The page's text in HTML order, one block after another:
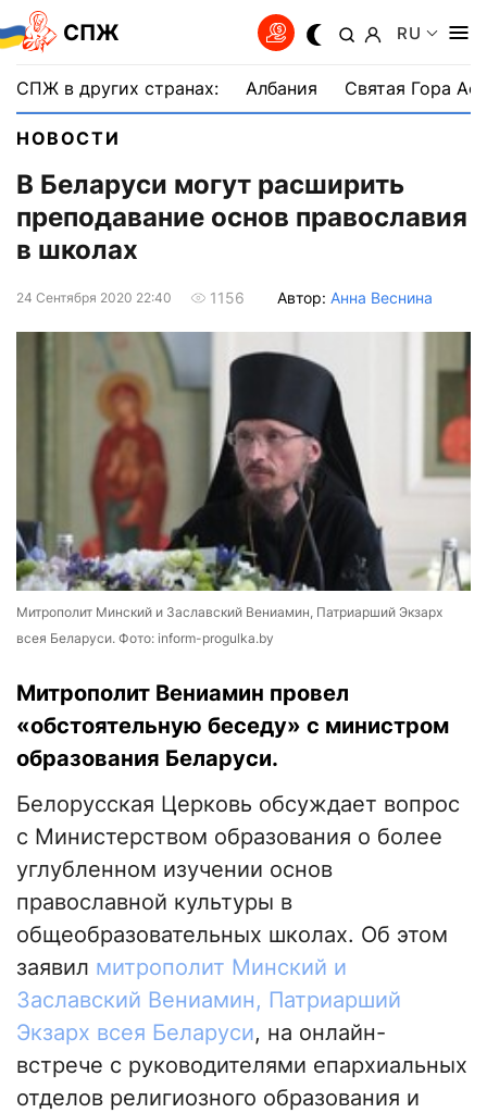
СПЖ RU
СПЖ в других странах: Албания Святая Гора
НОВОСТИ
В Беларуси могут расширить
преподавание основ православия
в школах
24 Сентября 2020 22:40 1156 Автор: Анна Веснина
Митрополит Минский и Заславский Вениамин, Патриарший Экзарх
всея Беларуси. Фото: inform-progulka.by
Митрополит Вениамин провел
«обстоятельную беседу» с министром
образования Беларуси.
Белорусская Церковь обсуждает вопрос
с Министерством образования о более
углубленном изучении основ
православной культуры в
общеобразовательных школах. Об этом
заявил митрополит Минский и
Заславский Вениамин, Патриарший
Экзарх всея Беларуси, на онлайн-
встрече с руководителями епархиальных
отделов религиозного образования и